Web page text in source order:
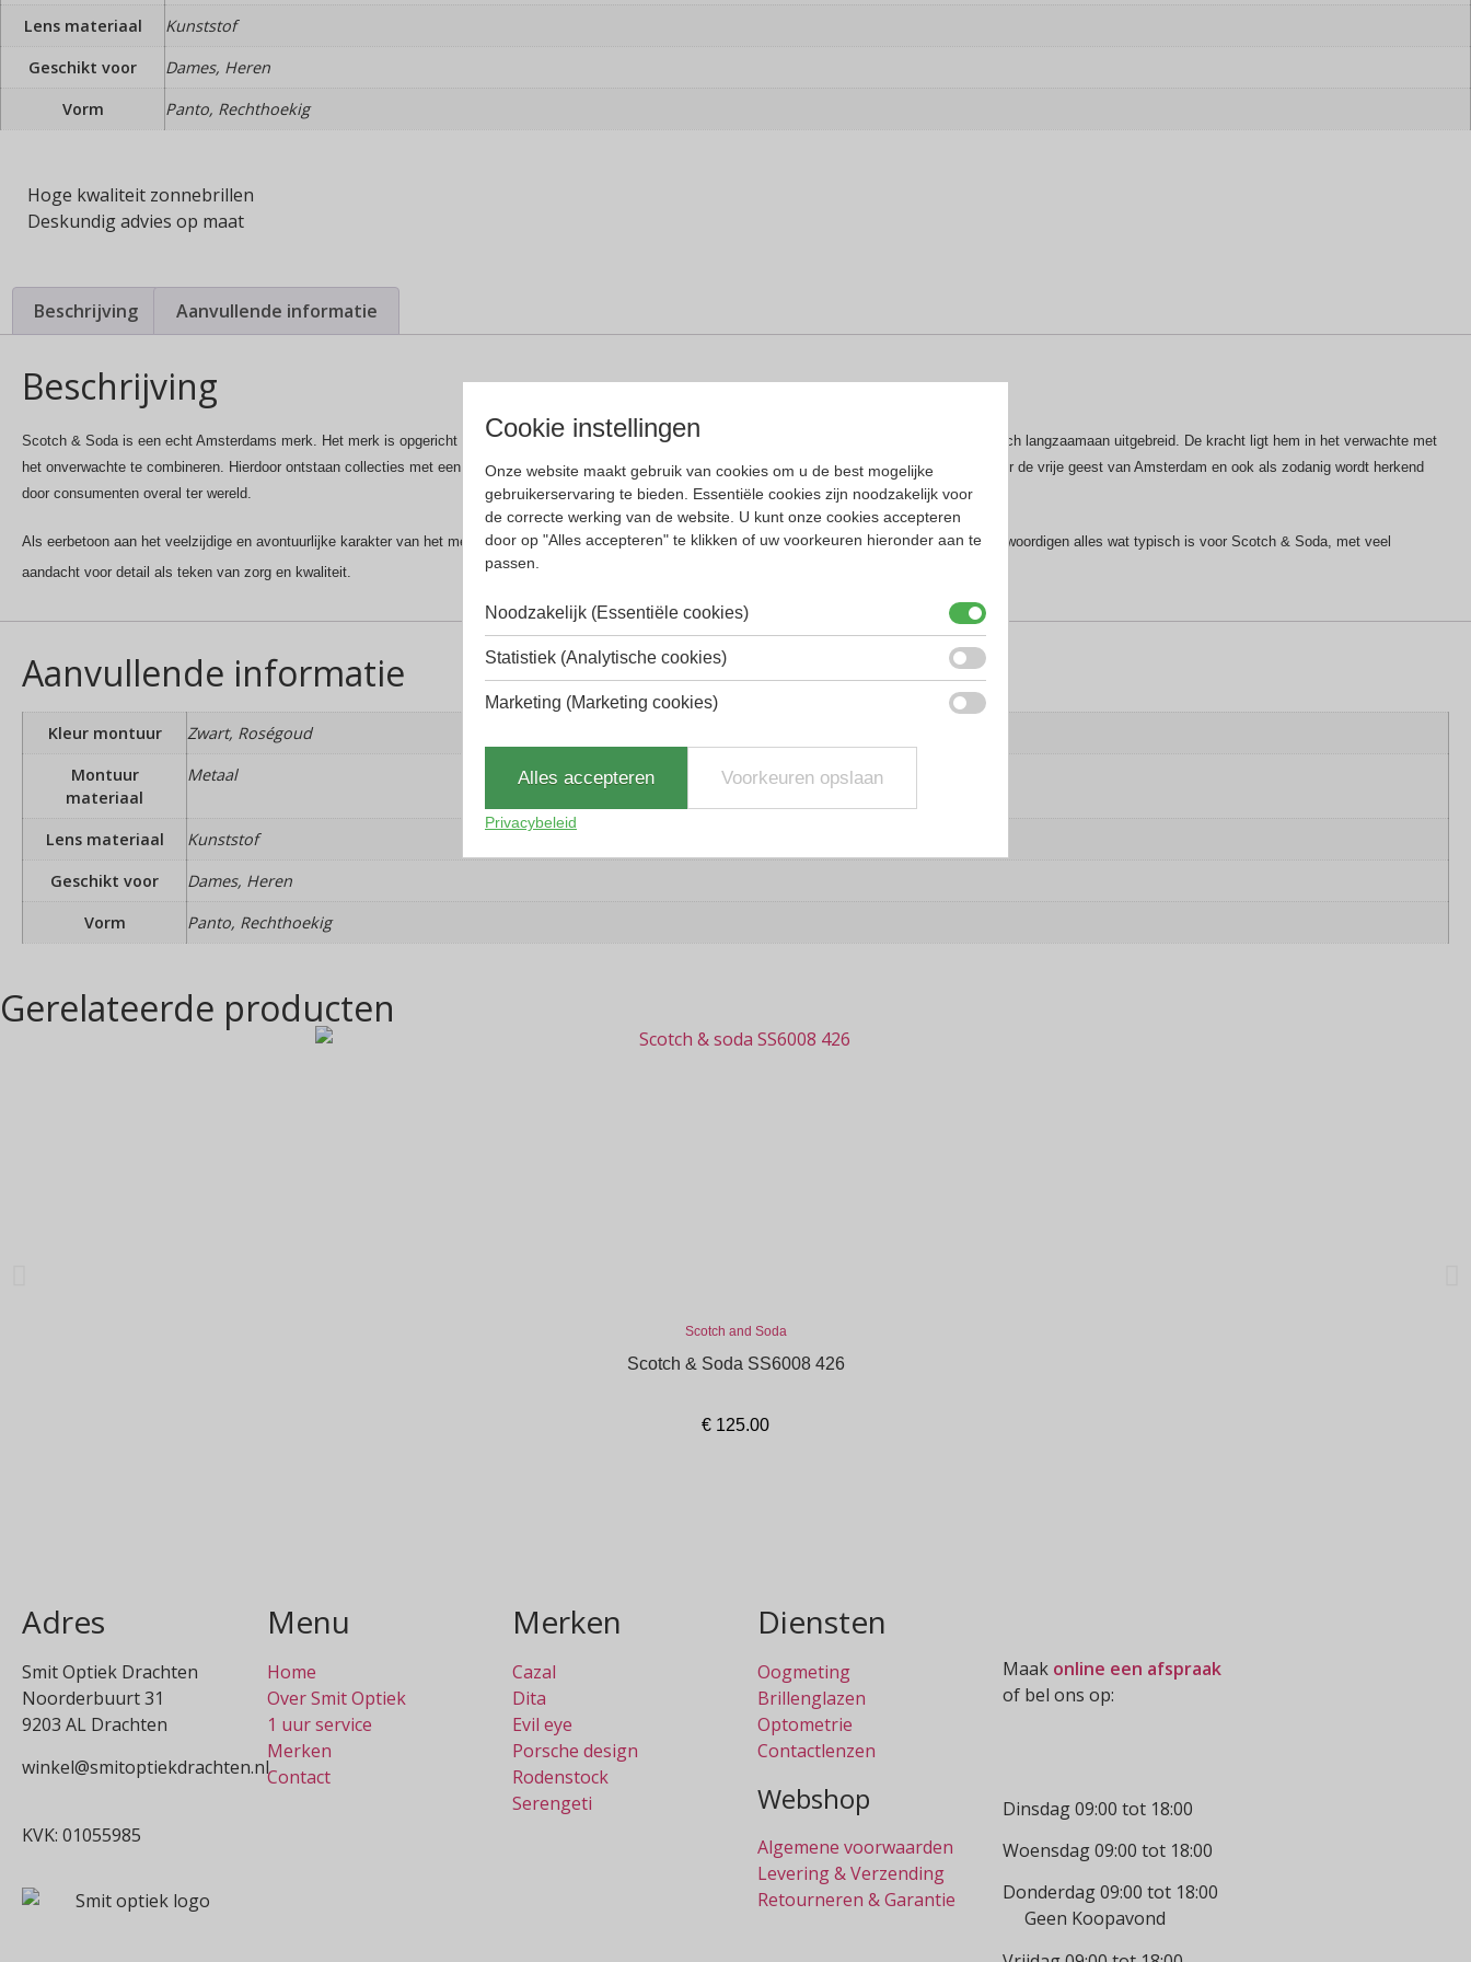
Lens materiaal
Kunststof
Geschikt voor
Dames, Heren
Vorm
Panto, Rechthoekig
Hoge kwaliteit zonnebrillen
Deskundig advies op maat
Beschrijving Aanvullende informatie
Beschrijving
Scotch & Soda is een echt Amsterdams merk. Het merk is opgericht in 1985 in Amsterdam, begonnen met een herenkledingslabel, maar het bedrijf heeft zich langzaamaan uitgebreid. De kracht ligt hem in het verwachte met
het onverwachte te combineren. Hierdoor ontstaan collecties met een verrassend detail. Scotch & Soda is een chique, eigentijds lifestylemerk dat staat voor de vrije geest van Amsterdam en ook als zodanig wordt herkend
door consumenten overal ter wereld.
Als eerbetoon aan het veelzijdige en avontuurlijke karakter van het merk, biedt de veelzijdige brillencollectie buitengewone details. De zonnebrillen vertegenwoordigen alles wat typisch is voor Scotch & Soda, met veel
aandacht voor detail als teken van zorg en kwaliteit.
Aanvullende informatie
Kleur montuur
Zwart, Roségoud
Montuur
materiaal
Metaal
Lens materiaal
Kunststof
Geschikt voor
Dames, Heren
Vorm
Panto, Rechthoekig
Gerelateerde producten
Scotch and Soda
Scotch & Soda SS6008 426
€ 125.00
Adres
Smit Optiek Drachten
Noorderbuurt 31
9203 AL Drachten
winkel@smitoptiekdrachten.nl
KVK: 01055985
Menu
Home
Over Smit Optiek
1 uur service
Merken
Contact
Merken
Cazal
Dita
Evil eye
Porsche design
Rodenstock
Serengeti
Diensten
Oogmeting
Brillenglazen
Optometrie
Contactlenzen
Webshop
Algemene voorwaarden
Levering & Verzending
Retourneren & Garantie
Maak online een afspraak
of bel ons op:
Dinsdag 09:00 tot 18:00
Woensdag 09:00 tot 18:00
Donderdag 09:00 tot 18:00
Geen Koopavond
Cookie instellingen
Onze website maakt gebruik van cookies om u de best mogelijke
gebruikerservaring te bieden. Essentiële cookies zijn noodzakelijk voor
de correcte werking van de website. U kunt onze cookies accepteren
door op "Alles accepteren" te klikken of uw voorkeuren hieronder aan te
passen.
Noodzakelijk (Essentiële cookies)
Statistiek (Analytische cookies)
Marketing (Marketing cookies)
Alles accepteren Voorkeuren opslaan
Privacybeleid